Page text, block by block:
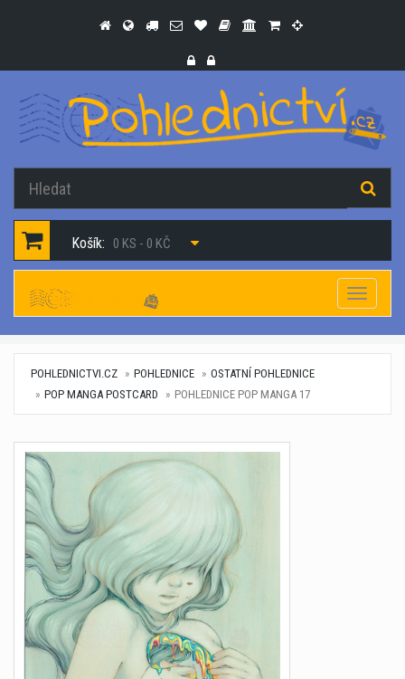
Košík: 0 KS - 0 KČ
POHLEDNICTVI.CZ POHLEDNICE
OSTATNÍ POHLEDNICE
POP MANGA POSTCARD
POHLEDNICE POP MANGA 17